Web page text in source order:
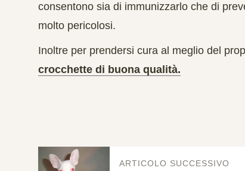
consentono sia di immunizzarlo che di
molto pericolosi.
Inoltre per prendersi cura al meglio del
crocchette di buona qualità.
ARTICOLO SUCCESSIVO